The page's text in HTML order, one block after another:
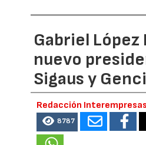
Gabriel López
nuevo
Sigaus y Genci
Redacción Interempresas
8787